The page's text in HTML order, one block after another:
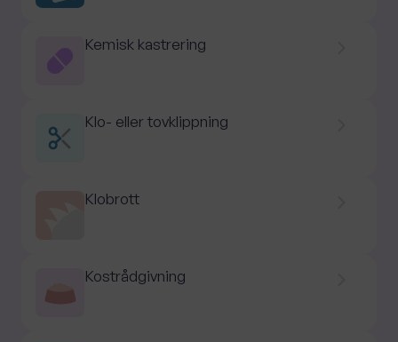
Kemisk kastrering
Klo- eller tovklippning
Klobrott
Kostrådgivning